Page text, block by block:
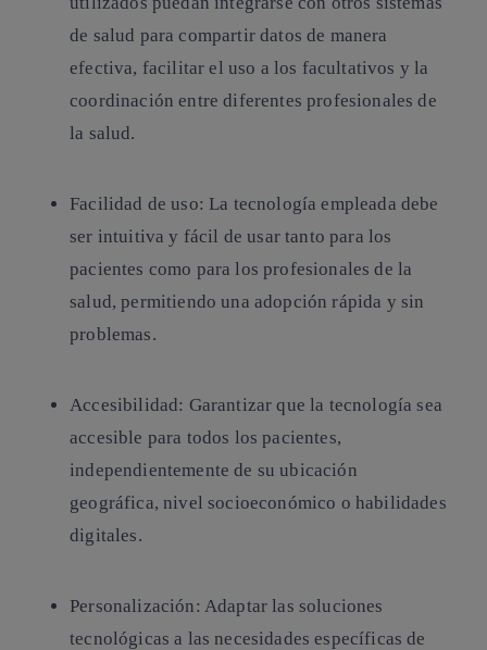
de salud para compartir datos de manera
efectiva, facilitar el uso a los facultativos y la
coordinación entre diferentes profesionales de
la salud.
Facilidad de uso: La tecnología empleada debe
ser intuitiva y fácil de usar tanto para los
pacientes como para los profesionales de la
salud, permitiendo una adopción rápida y sin
problemas.
Accesibilidad: Garantizar que la tecnología sea
accesible para todos los pacientes,
independientemente de su ubicación
geográfica, nivel socioeconómico o habilidades
digitales.
Personalización: Adaptar las soluciones
tecnológicas a las necesidades específicas de